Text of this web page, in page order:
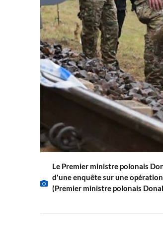
Le Premier ministre polonais
d'une enquête sur une
(Premier ministre polonais